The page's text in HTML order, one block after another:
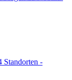
Standorten -